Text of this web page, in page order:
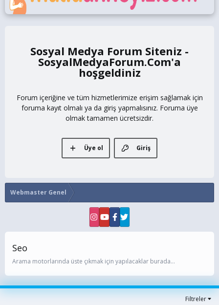
Sosyal Medya Forum Siteniz -
SosyalMedyaForum.Com
Forum içeriğine ve tüm hizmetlerimize erişim sağlamak için
foruma kayıt olmalı ya da giriş yapmalısınız. Foruma üye
olmak tamamen ücretsizdir.
Giriş
Üye ol
Webmaster Genel
Seo
Arama motorlarında üste çıkmak için yapılacaklar burada...
Filtreler